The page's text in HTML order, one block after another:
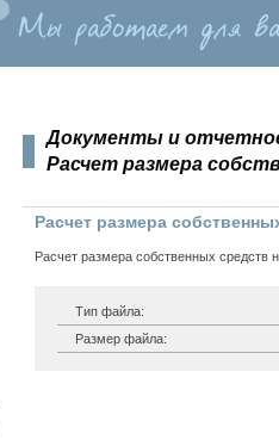
Документы и
Расчет размера
Расчет размера
Расчет размера собственных средств
Тип файла:
Размер файла: